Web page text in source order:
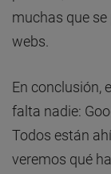
muchas que
webs.
En conclusión,
falta nadie:
Todos están
veremos qué